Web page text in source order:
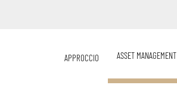
APPROCCIO ASSET MANAGEMENT